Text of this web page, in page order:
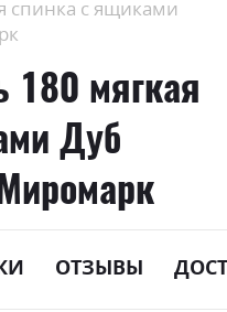
спинка с ящиками
180 мягкая
Дуб
ОТЗЫВЫ